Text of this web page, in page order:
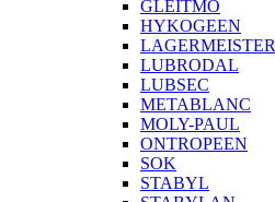
GLEITMO
HYKOGEEN
LAGERMEISTER
LUBRODAL
LUBSEC
METABLANC
MOLY-PAUL
ONTROPEEN
SOK
STABYL